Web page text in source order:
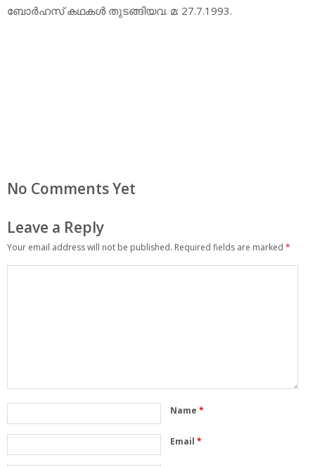
ബോര്‍ഹസ് കഥകള്‍ തുടങ്ങിയവ. മ: 27.7.1993.
No Comments Yet
Leave a Reply
Your email address will not be published. Required fields are marked *
Name *
Email *